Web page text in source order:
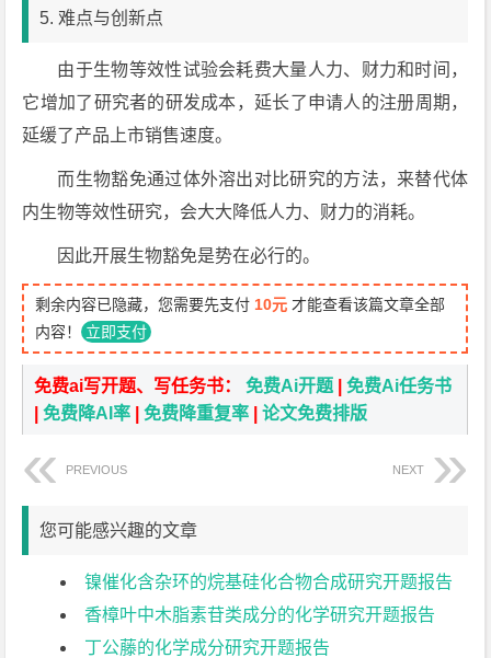
5. 难点与创新点
由于生物等效性试验会耗费大量人力、财力和时间，
它增加了研究者的研发成本，延长了申请人的注册周期，
延缓了产品上市销售速度。
而生物豁免通过体外溶出对比研究的方法，来替代体
内生物等效性研究，会大大降低人力、财力的消耗。
因此开展生物豁免是势在必行的。
剩余内容已隐藏，您需要先支付 10元 才能查看该篇文章全部
内容！ 立即支付
免费ai写开题、写任务书：免费Ai开题 |免费Ai任务书
|免费降AI率 |免费降重复率 |论文免费排版
PREVIOUS NEXT
您可能感兴趣的文章
镍催化含杂环的烷基硅化合物合成研究开题报告
香樟叶中木脂素苷类成分的化学研究开题报告
丁公藤的化学成分研究开题报告